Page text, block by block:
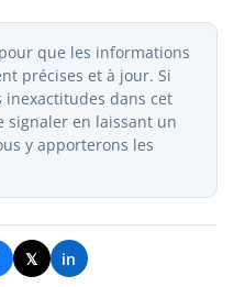
que les informations
précises et à jour. Si
inexactitudes dans cet
signaler en laissant un
y apporterons les
𝕏 in